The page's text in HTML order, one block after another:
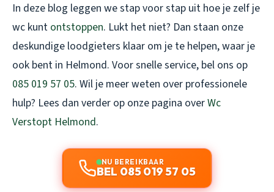
In deze blog leggen we stap voor stap uit hoe je zelf je
wc kunt ontstoppen. Lukt het niet? Dan staan onze
deskundige loodgieters klaar om je te helpen, waar je
ook bent in Helmond. Voor snelle service, bel ons op
085 019 57 05. Wil je meer weten over professionele
hulp? Lees dan verder op onze pagina overWc
Verstopt Helmond.
NU BEREIKBAAR
BEL 085 019 57 05